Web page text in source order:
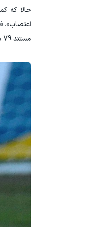
مستند 79 دقیقه‌ای درباره اعتراض بازیکنان فرانسه در جام جهانی ۲۰۱۰، است.